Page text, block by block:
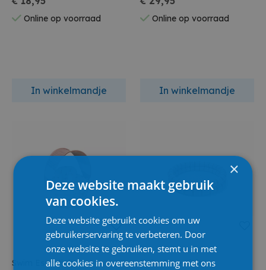
Online op voorraad
In winkelmandje
Online op voorraad
In winkelmandje
Swim Essentials Swim Essentials
×
Deze website maakt gebruik
van cookies.
Deze website gebruikt cookies om uw
gebruikerservaring te verbeteren. Door
onze website te gebruiken, stemt u in met
alle cookies in overeenstemming met ons